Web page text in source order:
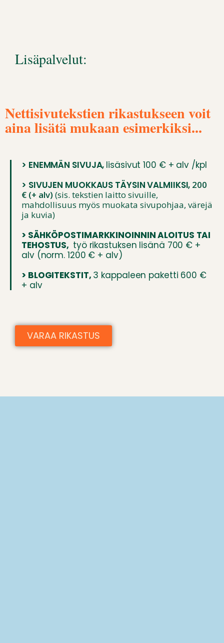
Lisäpalvelut:
Nettisivutekstien rikastukseen voit
aina lisätä mukaan esimerkiksi...
> ENEMMÄN SIVUJA, lisäsivut 100 € + alv /kpl
> SIVUJEN MUOKKAUS TÄYSIN VALMIIKSI, 200
€ (+ alv) (sis. tekstien laitto sivuille,
mahdollisuus myös muokata sivupohjaa, värejä
ja kuvia)
> SÄHKÖPOSTIMARKKINOINNIN ALOITUS TAI
TEHOSTUS, työ rikastuksen lisänä 700 € +
alv (norm. 1200 € + alv)
> BLOGITEKSTIT, 3 kappaleen paketti 600 €
+ alv
VARAA RIKASTUS